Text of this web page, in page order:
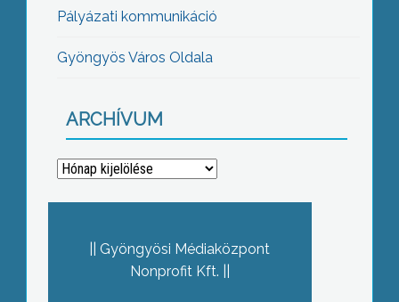
Pályázati kommunikáció
Gyöngyös Város Oldala
ARCHÍVUM
Archívum
Gyöngyösi Médiaközpont
Nonprofit Kft.